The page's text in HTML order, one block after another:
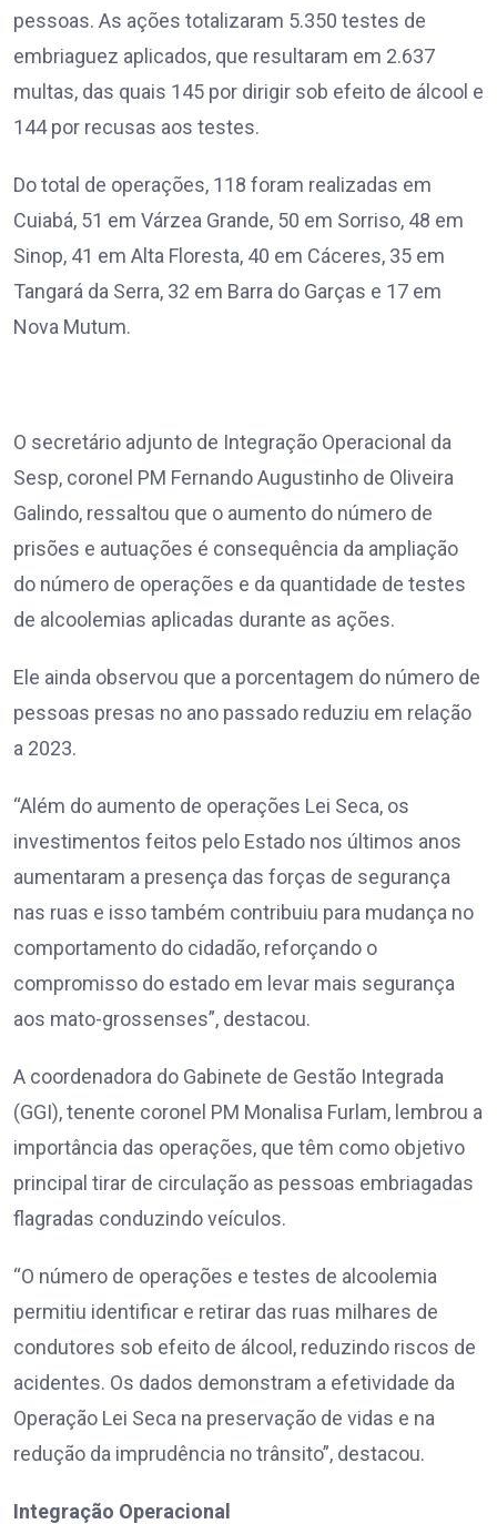
pessoas. As ações totalizaram 5.350 testes de
embriaguez aplicados, que resultaram em 2.637
multas, das quais 145 por dirigir sob efeito de álcool e
144 por recusas aos testes.
Do total de operações, 118 foram realizadas em
Cuiabá, 51 em Várzea Grande, 50 em Sorriso, 48 em
Sinop, 41 em Alta Floresta, 40 em Cáceres, 35 em
Tangará da Serra, 32 em Barra do Garças e 17 em
Nova Mutum.
O secretário adjunto de Integração Operacional da
Sesp, coronel PM Fernando Augustinho de Oliveira
Galindo, ressaltou que o aumento do número de
prisões e autuações é consequência da ampliação
do número de operações e da quantidade de testes
de alcoolemias aplicadas durante as ações.
Ele ainda observou que a porcentagem do número de
pessoas presas no ano passado reduziu em relação
a 2023.
“Além do aumento de operações Lei Seca, os
investimentos feitos pelo Estado nos últimos anos
aumentaram a presença das forças de segurança
nas ruas e isso também contribuiu para mudança no
comportamento do cidadão, reforçando o
compromisso do estado em levar mais segurança
aos mato-grossenses”, destacou.
A coordenadora do Gabinete de Gestão Integrada
(GGI), tenente coronel PM Monalisa Furlam, lembrou a
importância das operações, que têm como objetivo
principal tirar de circulação as pessoas embriagadas
flagradas conduzindo veículos.
“O número de operações e testes de alcoolemia
permitiu identificar e retirar das ruas milhares de
condutores sob efeito de álcool, reduzindo riscos de
acidentes. Os dados demonstram a efetividade da
Operação Lei Seca na preservação de vidas e na
redução da imprudência no trânsito”, destacou.
Integração Operacional